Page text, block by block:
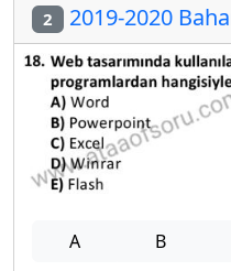
2 2019-2020
A B